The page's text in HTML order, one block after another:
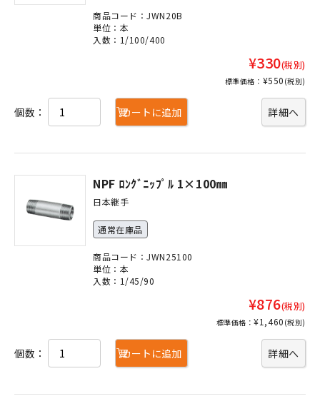
商品コード：JWN20B
単位：本
入数：1/100/400
¥330(税別)
標準価格： ¥550 (税別)
詳細へ
個数： カートに追加
NPF ﾛﾝｸﾞﾆｯﾌﾟﾙ 1×100㎜
日本継手
通常在庫品
商品コード：JWN25100
単位：本
入数：1/45/90
¥876(税別)
標準価格：¥1,460 (税別)
詳細へ
個数： カートに追加